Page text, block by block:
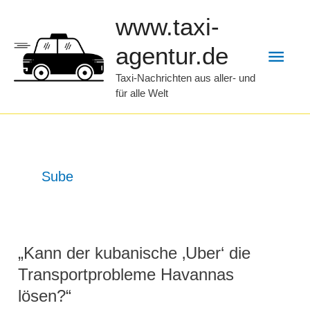
springen
www.taxi-
agentur.de
Taxi-Nachrichten aus aller- und
für alle Welt
Sube
„Kann der kubanische ‚Uber‘ die
Transportprobleme Havannas
lösen?“